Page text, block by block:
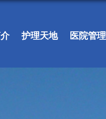
护理天地 医院管理